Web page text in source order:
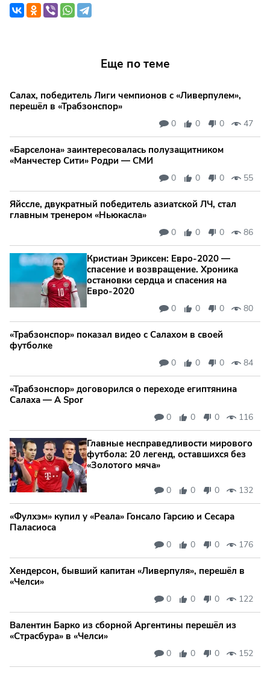
Еще по теме
Салах, победитель Лиги чемпионов с «Ливерпулем»,
перешёл в «Трабзонспор»
0 0 0 47
«Барселона» заинтересовалась полузащитником
«Манчестер Сити» Родри — СМИ
0 0 0 55
Яйссле, двукратный победитель азиатской ЛЧ, стал
главным тренером «Ньюкасла»
0 0 0 86
Кристиан Эриксен: Евро‑2020 —
спасение и возвращение. Хроника
остановки сердца и спасения на
Евро‑2020
0 0 0 80
«Трабзонспор» показал видео с Салахом в своей
футболке
0 0 0 84
«Трабзонспор» договорился о переходе египтянина
Салаха — A Spor
0 0 0 116
Главные несправедливости мирового
футбола: 20 легенд, оставшихся без
«Золотого мяча»
0 0 0 132
«Фулхэм» купил у «Реала» Гонсало Гарсию и Сесара
Паласиоса
0 0 0 176
Хендерсон, бывший капитан «Ливерпуля», перешёл в
«Челси»
0 0 0 122
Валентин Барко из сборной Аргентины перешёл из
«Страсбура» в «Челси»
0 0 0 152